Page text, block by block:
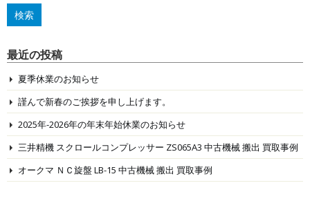
最近の投稿
夏季休業のお知らせ
謹んで新春のご挨拶を申し上げます。
2025年-2026年の年末年始休業のお知らせ
三井精機 スクロールコンプレッサー ZS065A3 中古機械 搬出 買取事例
オークマ ＮＣ旋盤 LB-15 中古機械 搬出 買取事例